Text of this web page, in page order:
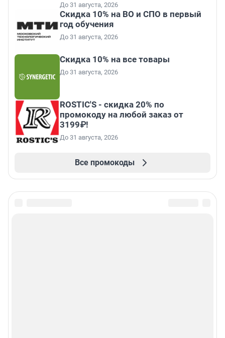
До 31 августа, 2026
Скидка 10% на ВО и СПО в первый
год обучения
До 31 августа, 2026
Скидка 10% на все товары
До 31 августа, 2026
ROSTIC'S - скидка 20% по
промокоду на любой заказ от
3199₽!
До 31 августа, 2026
Все промокоды